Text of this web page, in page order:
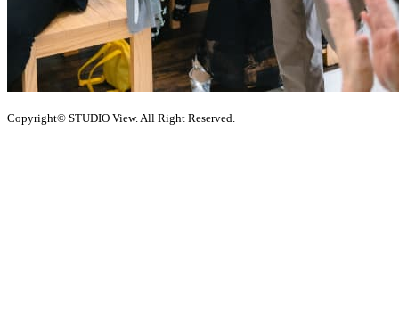
Copyright© STUDIO View. All Right Reserved.